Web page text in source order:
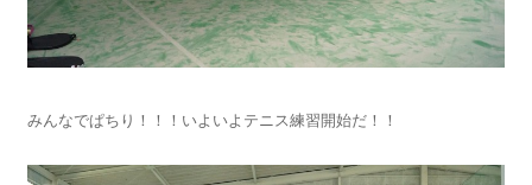
みんなでぱちり！！！いよいよテニス練習開始だ！！